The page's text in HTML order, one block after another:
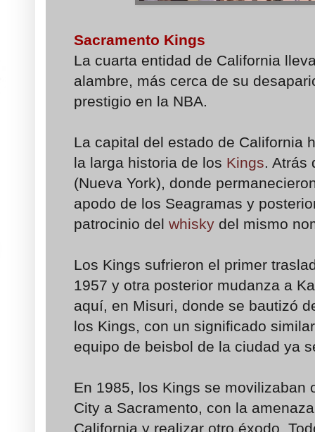
Sacramento Kings
La cuarta entidad de California
alambre, más cerca de su
prestigio en la NBA.
La capital del estado de California
la larga historia de los Kings. Atrás
(Nueva York), donde
apodo de los Seagramas y
patrocinio del whisky del mismo
Los Kings sufrieron el primer
1957 y otra posterior mudanza a
aquí, en Misuri, donde se bautizó
los Kings, con un significado
equipo de beisbol de la ciudad ya
En 1985, los Kings se movilizaban
City a Sacramento, con la
California y realizar otro éxodo.